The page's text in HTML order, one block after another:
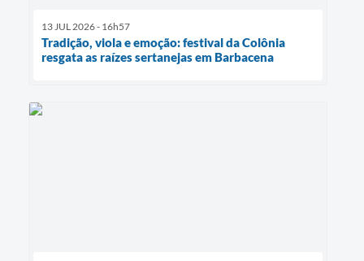
13 JUL 2026 - 16h57
Tradição, viola e emoção: festival da Colônia
resgata as raízes sertanejas em Barbacena